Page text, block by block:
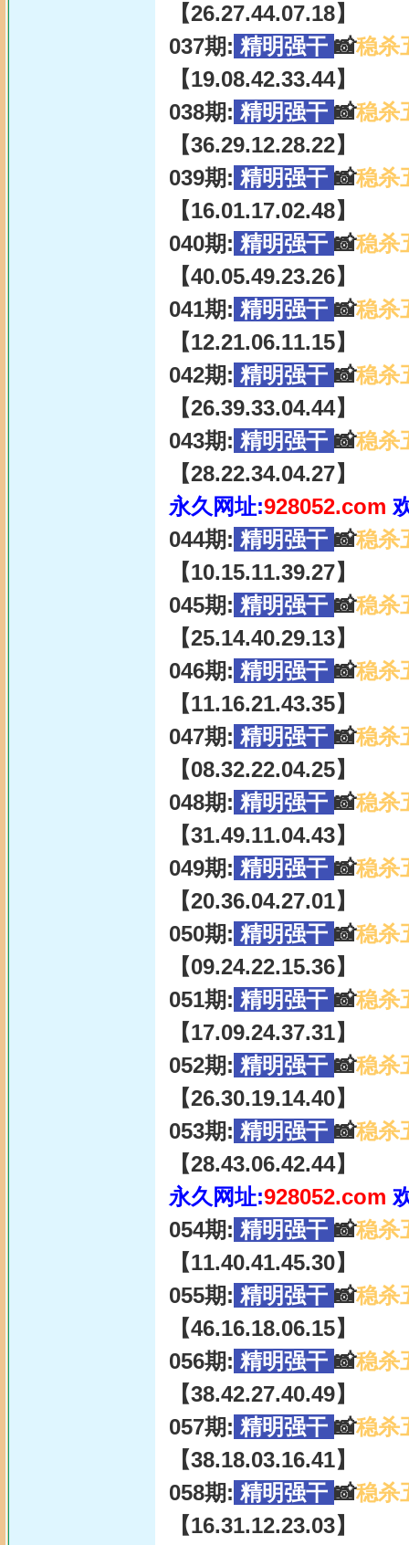
【26.27.44.07.18】
037期: 精明强干 📸稳杀
【19.08.42.33.44】
038期: 精明强干 📸稳杀
【36.29.12.28.22】
039期: 精明强干 📸稳杀
【16.01.17.02.48】
040期: 精明强干 📸稳杀
【40.05.49.23.26】
041期: 精明强干 📸稳杀
【12.21.06.11.15】
042期: 精明强干 📸稳杀
【26.39.33.04.44】
043期: 精明强干 📸稳杀
【28.22.34.04.27】
永久网址:928052.com
044期: 精明强干 📸稳杀
【10.15.11.39.27】
045期: 精明强干 📸稳杀
【25.14.40.29.13】
046期: 精明强干 📸稳杀
【11.16.21.43.35】
047期: 精明强干 📸稳杀
【08.32.22.04.25】
048期: 精明强干 📸稳杀
【31.49.11.04.43】
049期: 精明强干 📸稳杀
【20.36.04.27.01】
050期: 精明强干 📸稳杀
【09.24.22.15.36】
051期: 精明强干 📸稳杀
【17.09.24.37.31】
052期: 精明强干 📸稳杀
【26.30.19.14.40】
053期: 精明强干 📸稳杀
【28.43.06.42.44】
永久网址:928052.com
054期: 精明强干 📸稳杀
【11.40.41.45.30】
055期: 精明强干 📸稳杀
【46.16.18.06.15】
056期: 精明强干 📸稳杀
【38.42.27.40.49】
057期: 精明强干 📸稳杀
【38.18.03.16.41】
058期: 精明强干 📸稳杀
【16.31.12.23.03】